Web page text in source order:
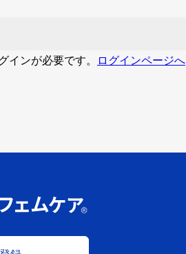
インが必要です。
ログインページへ